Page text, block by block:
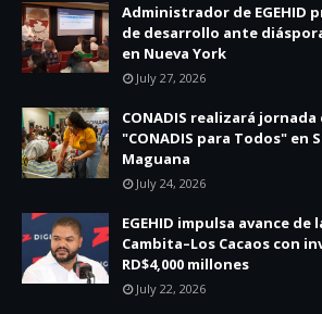
Administrador de EGEHID
de desarrollo ante
en Nueva York
July 27, 2026
CONADIS realizará
"CONADIS para Todos" en
Maguana
July 24, 2026
EGEHID impulsa avance de
Cambita–Los Cacaos con
RD$4,000 millones
July 22, 2026